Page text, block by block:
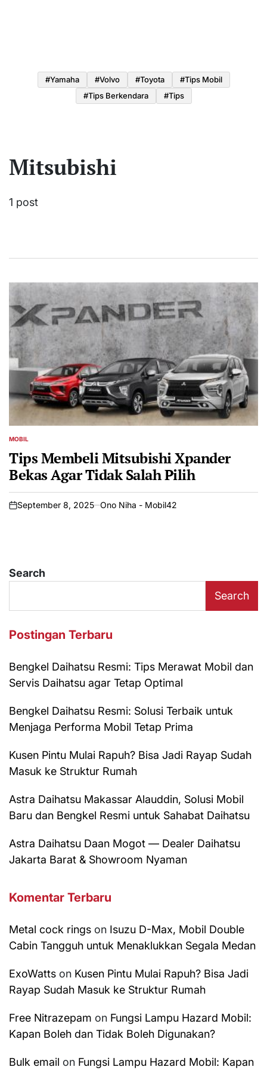
#yamaha #volvo #toyota
#tips Mobil
#tips Berkendara
#tips
Mitsubishi
1 post
POSTED
MOBIL
Tips Membeli Mitsubishi Xpander
Bekas Agar Tidak Salah Pilih
on
September 8, 2025 Ono Niha - Mobil42
Search
Search
Postingan Terbaru
Bengkel Daihatsu Resmi: Tips Merawat Mobil dan
Servis Daihatsu agar Tetap Optimal
Bengkel Daihatsu Resmi: Solusi Terbaik untuk
Menjaga Performa Mobil Tetap Prima
Kusen Pintu Mulai Rapuh? Bisa Jadi Rayap Sudah
Masuk ke Struktur Rumah
Astra Daihatsu Makassar Alauddin, Solusi Mobil
Baru dan Bengkel Resmi untuk Sahabat Daihatsu
Astra Daihatsu Daan Mogot — Dealer Daihatsu
Jakarta Barat & Showroom Nyaman
Komentar Terbaru
Metal cock rings on Isuzu D-Max, Mobil Double
Cabin Tangguh untuk Menaklukkan Segala Medan
ExoWatts on Kusen Pintu Mulai Rapuh? Bisa Jadi
Rayap Sudah Masuk ke Struktur Rumah
Free Nitrazepam on Fungsi Lampu Hazard Mobil:
Kapan Boleh dan Tidak Boleh Digunakan?
Bulk email on Fungsi Lampu Hazard Mobil: Kapan